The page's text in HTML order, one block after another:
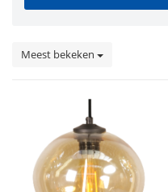
Meest bekeken